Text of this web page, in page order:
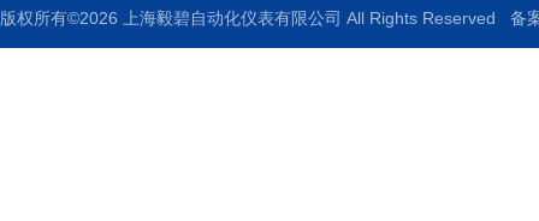
版权所有©2026 上海毅碧自动化仪表有限公司 All Rights Reserved 备